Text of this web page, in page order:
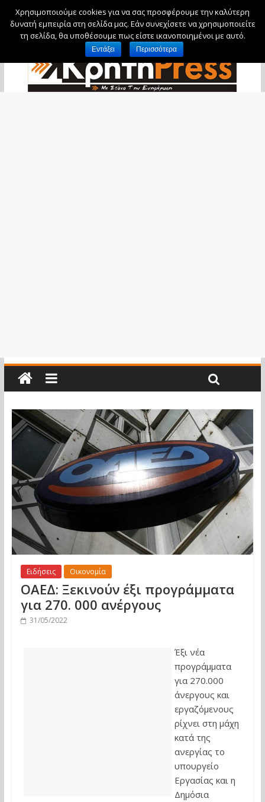
Δευτέρα, 10 Αυγούστου, 2026
Ειδήσεις Οικονομία
ΟΑΕΔ: Ξεκινούν έξι προγράμματα
για 270. 000 ανέργους
31/05/2022
Έξι νέα
προγράμματα
για 270.000
άνεργους και
εργαζόμενους
ρίχνει στη μάχη
κατά της
ανεργίας το
υπουργείο
Εργασίας και η
Δημόσια
Χρησιμοποιούμε cookies για να σας προσφέρουμε την καλύτερη
δυνατή εμπειρία στη σελίδα μας. Εάν συνεχίσετε να χρησιμοποιείτε
τη σελίδα, θα υποθέσουμε πως είστε ικανοποιημένοι με αυτό.
Εντάξει Περισσότερα